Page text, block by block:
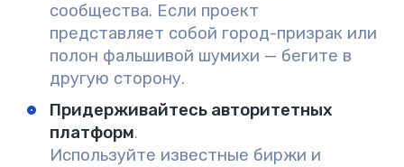
сообщества. Если проект
представляет собой город-призрак или
полон фальшивой шумихи — бегите в
другую сторону.
Придерживайтесь авторитетных
платформ.
Используйте известные биржи и